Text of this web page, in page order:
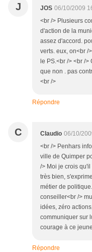
J JOS 06/10/2009
<br /> Plusieurs
d'action de la
assez d'accord.
verts. eux, on<br /
le PS.<br /> <br /
que non . pas
<br />
Répondre
C Claudio 06/10/
<br /> Penhars
ville de Quimper
/> Moi je crois
très bien,
métier de
conseiller<br />
idées, zéro
communiquer sur
courage à ce
Répondre